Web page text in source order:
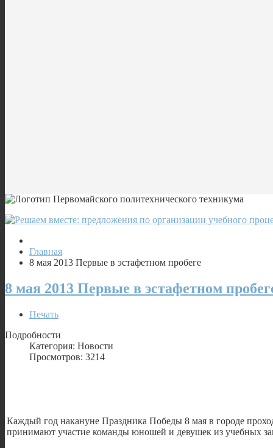
Главная
8 мая 2013 Первые в эстафетном пробеге
8 мая 2013 Первые в эстафетном
Печать
Подробности
Категория: Новости
Просмотров: 3214
Каждый год накануне Праздника Победы 8 мая в городе
принимают участие команды юношей и девушек из учебных